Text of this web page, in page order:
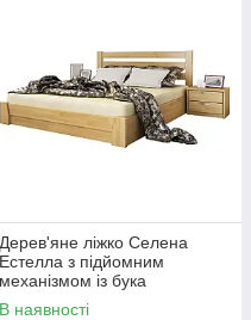
Дерев'яне ліжко Селена
Естелла з підйомним
механізмом із бука
В наявності